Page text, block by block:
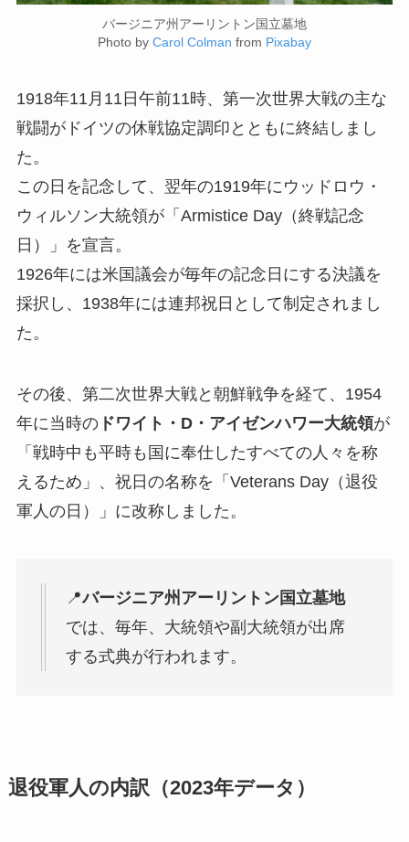
バージニア州アーリントン国立墓地
Photo by Carol Colman from Pixabay
1918年11月11日午前11時、第一次世界大戦の主な
戦闘がドイツの休戦協定調印とともに終結しまし
た。
この日を記念して、翌年の1919年にウッドロウ・
ウィルソン大統領が「Armistice Day（終戦記念
日）」を宣言。
1926年には米国議会が毎年の記念日にする決議を
採択し、1938年には連邦祝日として制定されまし
た。
その後、第二次世界大戦と朝鮮戦争を経て、1954
年に当時のドワイト・D・アイゼンハワー大統領が
「戦時中も平時も国に奉仕したすべての人々を称
えるため」、祝日の名称を「Veterans Day（退役
軍人の日）」に改称しました。
📍バージニア州アーリントン国立墓地
では、毎年、大統領や副大統領が出席
する式典が行われます。
退役軍人の内訳（2023年データ）